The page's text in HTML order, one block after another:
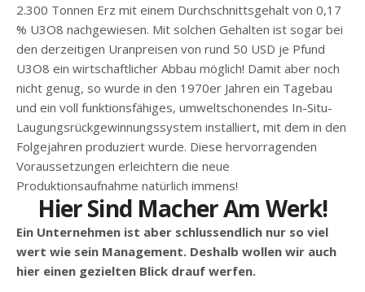
2.300 Tonnen Erz mit einem Durchschnittsgehalt von 0,17
% U3O8 nachgewiesen. Mit solchen Gehalten ist sogar bei
den derzeitigen Uranpreisen von rund 50 USD je Pfund
U3O8 ein wirtschaftlicher Abbau möglich! Damit aber noch
nicht genug, so wurde in den 1970er Jahren ein Tagebau
und ein voll funktionsfähiges, umweltschonendes In-Situ-
Laugungsrückgewinnungssystem installiert, mit dem in den
Folgejahren produziert wurde. Diese hervorragenden
Voraussetzungen erleichtern die neue
Produktionsaufnahme natürlich immens!
Hier Sind Macher Am Werk!
Ein Unternehmen ist aber schlussendlich nur so viel
wert wie sein Management. Deshalb wollen wir auch
hier einen gezielten Blick drauf werfen.